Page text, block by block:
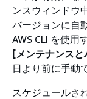
ンスウィンドウ
バージョンに自
AWS CLI を使用
[メンテナンス
日より前に手動
スケジュールさ